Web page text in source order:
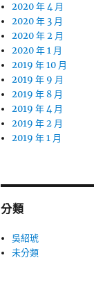
2020 年 4 月
2020 年 3 月
2020 年 2 月
2020 年 1 月
2019 年 10 月
2019 年 9 月
2019 年 8 月
2019 年 4 月
2019 年 2 月
2019 年 1 月
分類
吳紹琥
未分類